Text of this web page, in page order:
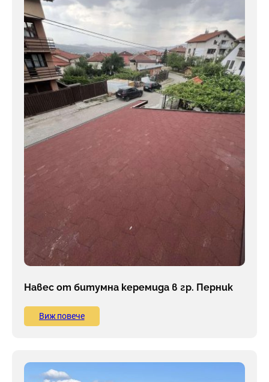
Навес от битумна керемида в гр. Перник
Виж повече